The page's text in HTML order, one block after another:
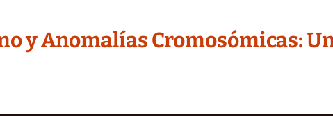
y Anomalías Cromosómicas: